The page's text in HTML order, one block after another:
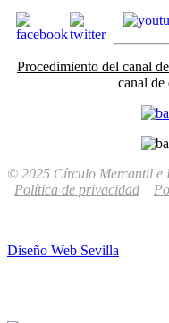
Procedimiento del canal
canal
© 2025 Círculo Mercantil e
Política de privacidad
Diseño Web Sevilla